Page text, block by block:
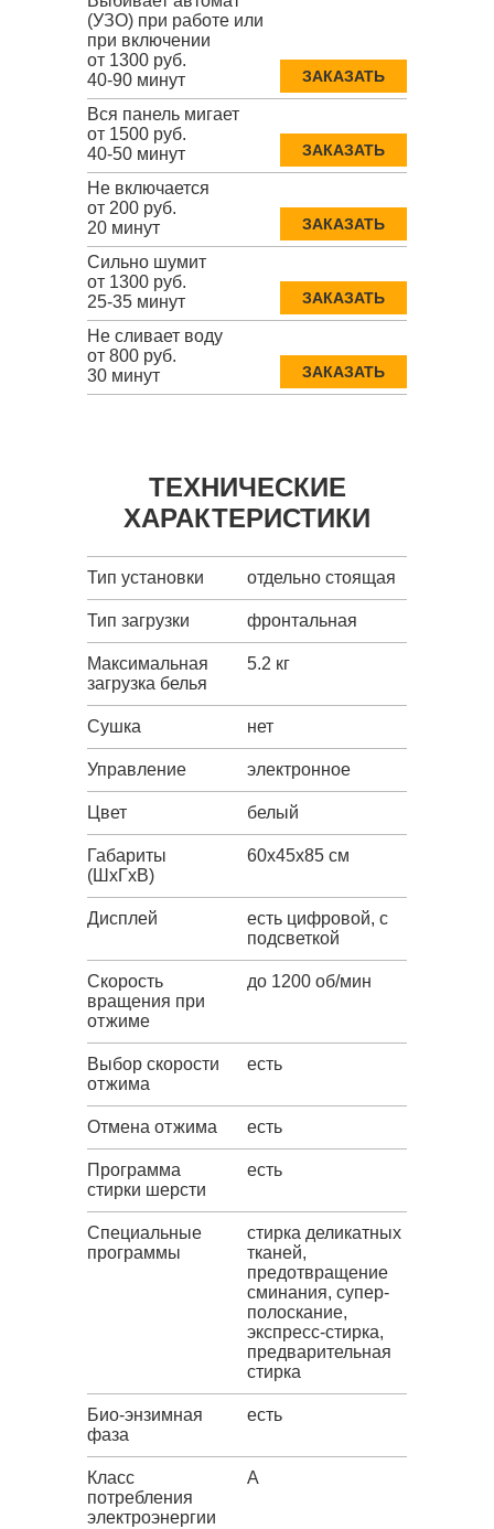
(УЗО) при работе или
при включении
от 1300 руб.
40-90 минут
ЗАКАЗАТЬ
Вся панель мигает
от 1500 руб.
40-50 минут
ЗАКАЗАТЬ
Не включается
от 200 руб.
20 минут
ЗАКАЗАТЬ
Сильно шумит
от 1300 руб.
25-35 минут
ЗАКАЗАТЬ
Не сливает воду
от 800 руб.
30 минут
ЗАКАЗАТЬ
ТЕХНИЧЕСКИЕ
ХАРАКТЕРИСТИКИ
Тип установки отдельно стоящая
Тип загрузки фронтальная
Максимальная
загрузка белья
5.2 кг
Сушка нет
Управление электронное
Цвет белый
Габариты
(ШxГxВ)
60x45x85 см
Дисплей
есть цифровой, с
подсветкой
Скорость
вращения при
отжиме
до 1200 об/мин
Выбор скорости
отжима
есть
Отмена отжима есть
Программа
стирки шерсти
есть
Специальные
программы
стирка деликатных
тканей,
предотвращение
сминания, супер-
полоскание,
экспресс-стирка,
предварительная
стирка
Био-энзимная
фаза
есть
Класс
потребления
электроэнергии
A